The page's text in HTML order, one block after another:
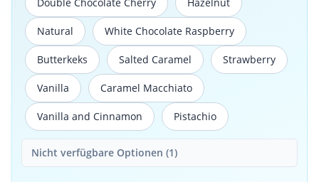
Double Chocolate CherryHazelnut
Natural
Natural White Chocolate Raspberry
White Chocolate Raspberry
ButterkeksButterkeks Salted CaramelSalted CaramelStrawberry
Strawberry
VanillaVanilla Caramel Macchiato
Caramel Macchiato
Vanilla and CinnamonVanilla and CinnamonPistachio
Pistachio
Nicht verfügbare Optionen (1)